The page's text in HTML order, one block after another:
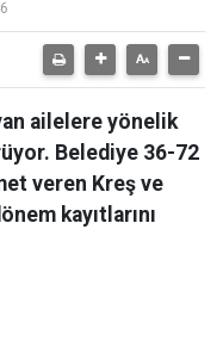
ailelere yönelik
Belediye 36-72
veren Kreş ve
kayıtlarını